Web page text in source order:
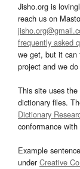
Jisho.org is
reach us on
frequently asked
we get, but it can
project and we
This site uses the
dictionary files.
Dictionary
conformance
Example
underCreative